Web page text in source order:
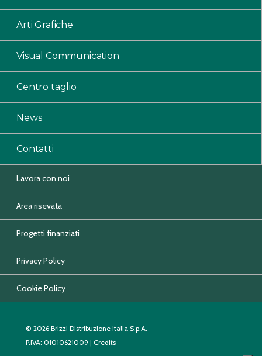
Arti Grafiche
Visual Communication
Centro taglio
News
Contatti
Lavora con noi
Area risevata
Progetti finanziati
Privacy Policy
Cookie Policy
© 2026 Brizzi Distribuzione Italia S.p.A.
P.IVA: 01010621009 | Credits